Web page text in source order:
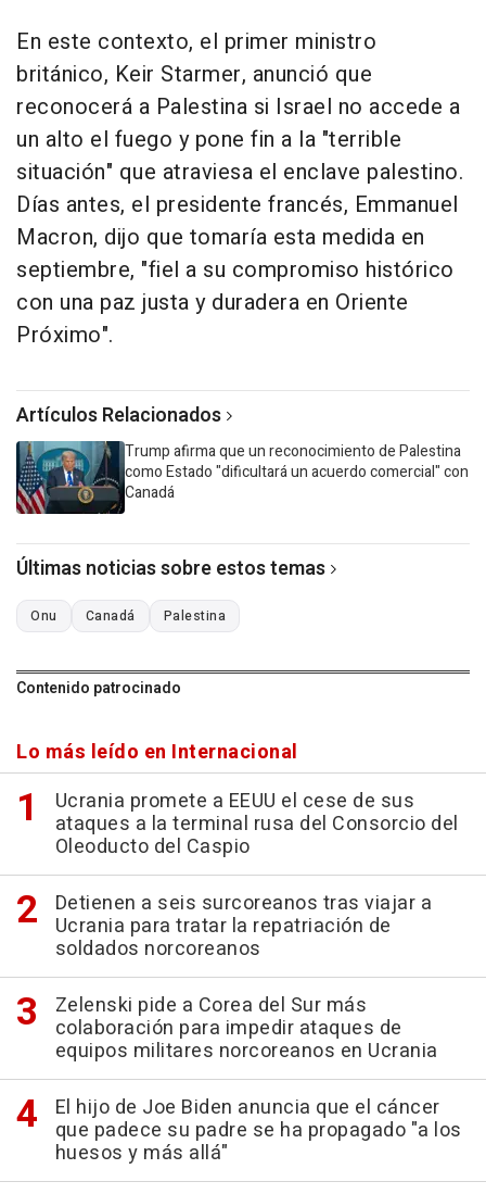
En este contexto, el primer ministro
británico, Keir Starmer, anunció que
reconocerá a Palestina si Israel no accede a
un alto el fuego y pone fin a la "terrible
situación" que atraviesa el enclave palestino.
Días antes, el presidente francés, Emmanuel
Macron, dijo que tomaría esta medida en
septiembre, "fiel a su compromiso histórico
con una paz justa y duradera en Oriente
Próximo".
Artículos Relacionados
Trump afirma que un reconocimiento de Palestina
como Estado "dificultará un acuerdo comercial" con
Canadá
Últimas noticias sobre estos temas
Onu Canadá Palestina
Contenido patrocinado
Lo más leído en Internacional
Ucrania promete a EEUU el cese de sus
ataques a la terminal rusa del Consorcio del
Oleoducto del Caspio
Detienen a seis surcoreanos tras viajar a
Ucrania para tratar la repatriación de
soldados norcoreanos
Zelenski pide a Corea del Sur más
colaboración para impedir ataques de
equipos militares norcoreanos en Ucrania
El hijo de Joe Biden anuncia que el cáncer
que padece su padre se ha propagado "a los
huesos y más allá"